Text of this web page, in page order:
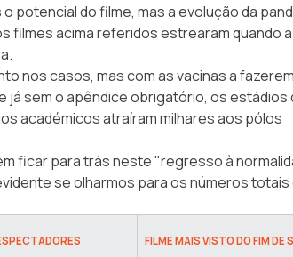
potencial do filme, mas a evolução da
filmes acima referidos estrearam quando
nos casos, mas com as vacinas a
já sem o apêndice obrigatório, os estádios
académicos atraíram milhares aos pólos
ficar para trás neste "regresso à
se olharmos para os números totais
FILME MAIS VISTO DO FIM DE